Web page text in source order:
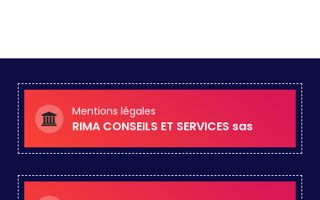
Mentions légales
RIMA CONSEILS ET SERVICES sas